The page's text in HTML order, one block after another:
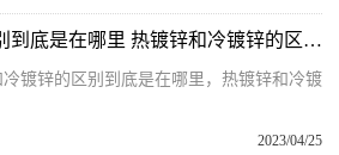
热镀锌和冷镀锌的区别到底是在哪里 热镀锌和冷镀锌的区别 百事通
镀锌的区别到底是在哪里，热镀锌和冷镀
2023/04/25